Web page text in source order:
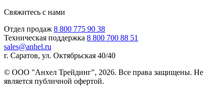
Свяжитесь с нами
Отдел продаж 8 800 775 90 38
Техническая поддержка 8 800 700 88 51
sales@anhel.ru
г. Саратов, ул. Октябрьская 40/40
© ООО "Анхел Трейдинг", 2026. Все права защищены. Не
является публичной офертой.